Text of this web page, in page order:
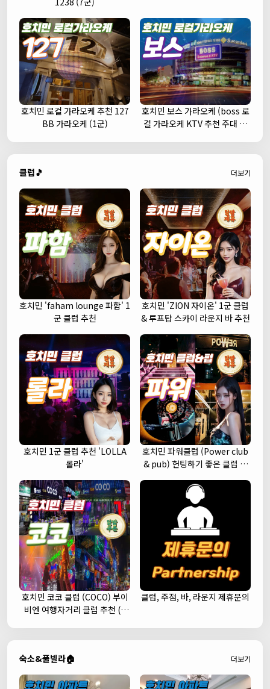
호치민 로컬 가라오케 추천 127
BB 가라오케 (1군)
호치민 보스 가라오케 (boss 로
컬 가라오케 KTV 추천 주대 예
클럽🎵 더보기
호치민 'faham lounge 파함' 1
군 클럽 추천
호치민 'ZION 자이온' 1군 클럽
& 루프탑 스카이 라운지 바 추천
호치민 1군 클럽 추천 'LOLLA
롤라'
호치민 파워클럽 (Power club
& pub) 헌팅하기 좋은 클럽 추
호치민 코코 클럽 (COCO) 부이
비엔 여행자거리 클럽 추천 (1
클럽, 주점, 바, 라운지 제휴문의
숙소&풀빌라🏠 더보기